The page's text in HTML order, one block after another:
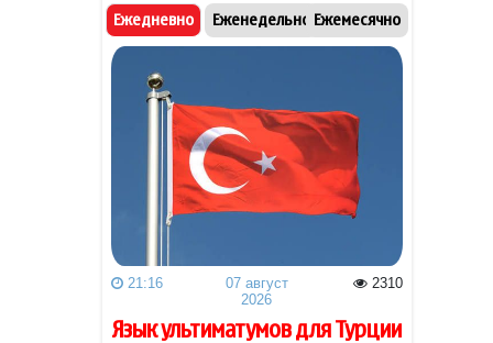
обвинения Инфантино в
спонсировании любовницы
11:13
пресечь доходы России «со
всех сторон»
США закупит боевые лазеры
против дронов
кандидата на пост главы
Кубы по венесуэльскому
сценарию
Ежедневно Еженедельно Ежемесячно
21:16
07 август
2026
2310
Язык ультиматумов для Турции